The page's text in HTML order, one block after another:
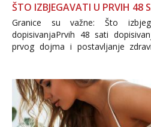
ŠTO IZBJEGAVATI U PRVIH 48
Granice su važne: Što
dopisivanjaPrvih 48 sati
prvog dojma i postavljanje
Važno je izbjeći prebrzo
informacija, jer nepoznata
povjerenje. Takođe...